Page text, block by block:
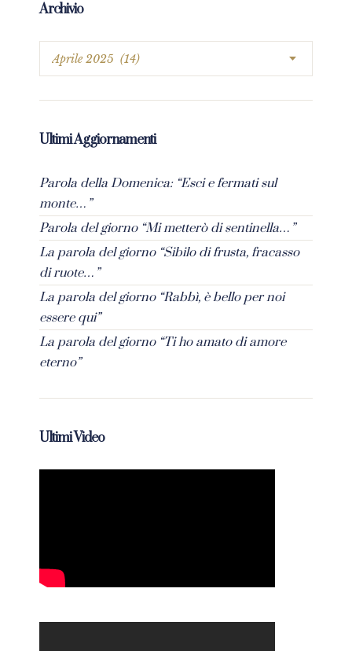
Archivio
Ultimi Aggiornamenti
Parola della Domenica: “Esci e fermati sul
monte…”
Parola del giorno “Mi metterò di sentinella…”
La parola del giorno “Sibilo di frusta, fracasso
di ruote…”
La parola del giorno “Rabbì, è bello per noi
essere qui”
La parola del giorno “Ti ho amato di amore
eterno”
Ultimi Video